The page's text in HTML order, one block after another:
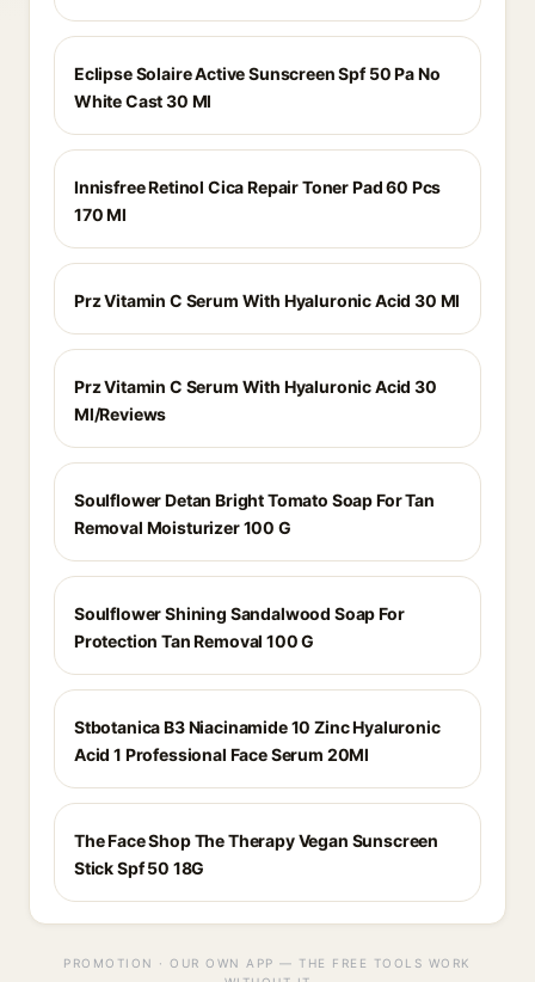
Eclipse Solaire Active Sunscreen Spf 50 Pa No
White Cast 30 Ml
Innisfree Retinol Cica Repair Toner Pad 60 Pcs
170 Ml
Prz Vitamin C Serum With Hyaluronic Acid 30 Ml
Prz Vitamin C Serum With Hyaluronic Acid 30
Ml/Reviews
Soulflower Detan Bright Tomato Soap For Tan
Removal Moisturizer 100 G
Soulflower Shining Sandalwood Soap For
Protection Tan Removal 100 G
Stbotanica B3 Niacinamide 10 Zinc Hyaluronic
Acid 1 Professional Face Serum 20Ml
The Face Shop The Therapy Vegan Sunscreen
Stick Spf 50 18G
PROMOTION · OUR OWN APP — THE FREE TOOLS WORK